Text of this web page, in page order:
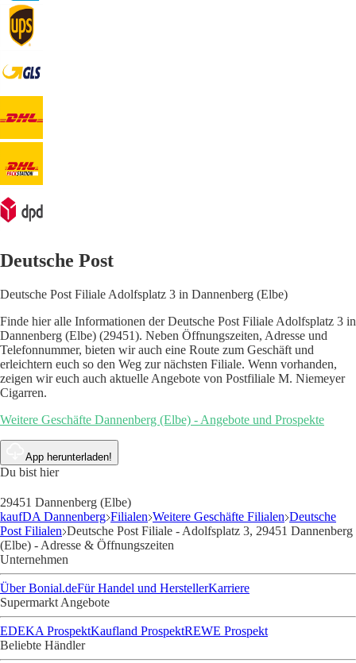
Deutsche Post
Deutsche Post Filiale Adolfsplatz 3 in Dannenberg (Elbe)
Finde hier alle Informationen der Deutsche Post Filiale Adolfsplatz 3 in
Dannenberg (Elbe) (29451). Neben Öffnungszeiten, Adresse und
Telefonnummer, bieten wir auch eine Route zum Geschäft und
erleichtern euch so den Weg zur nächsten Filiale. Wenn vorhanden,
zeigen wir euch auch aktuelle Angebote von Postfiliale M. Niemeyer
Cigarren.
Weitere Geschäfte Dannenberg (Elbe) - Angebote und Prospekte
App herunterladen!
Du bist hier
29451 Dannenberg (Elbe)
kaufDA Dannenberg Filialen Weitere Geschäfte Filialen Deutsche
Post Filialen Deutsche Post Filiale - Adolfsplatz 3, 29451 Dannenberg
(Elbe) - Adresse & Öffnungszeiten
Unternehmen
Über Bonial.deFür Handel und HerstellerKarriere
Supermarkt Angebote
EDEKA ProspektKaufland ProspektREWE Prospekt
Beliebte Händler